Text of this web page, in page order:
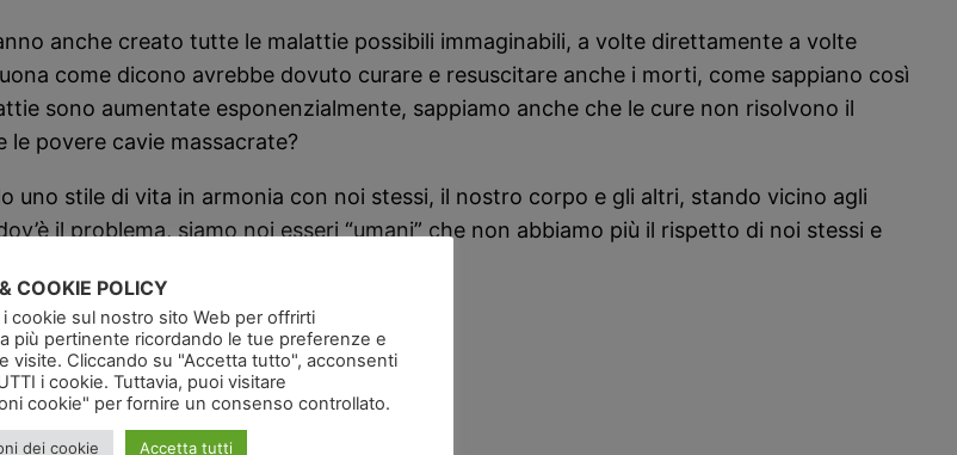
anche creato tutte le malattie possibili immaginabili, a volte direttamente a volte
come dicono avrebbe dovuto curare e resuscitare anche i morti, come sappiano così
sono aumentate esponenzialmente, sappiamo anche che le cure non risolvono il
povere cavie massacrate?
uno stile di vita in armonia con noi stessi, il nostro corpo e gli altri, stando vicino agli
il problema, siamo noi esseri “umani” che non abbiamo più il rispetto di noi stessi e
COOKIE POLICY
i cookie sul nostro sito Web per offrirti
più pertinente ricordando le tue preferenze e
visite. Cliccando su "Accetta tutto", acconsenti
i cookie. Tuttavia, puoi visitare
cookie" per fornire un consenso controllato.
dei cookie Accetta tutti